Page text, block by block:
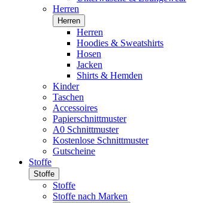
Herren
Herren
Herren
Hoodies & Sweatshirts
Hosen
Jacken
Shirts & Hemden
Kinder
Taschen
Accessoires
Papierschnittmuster
A0 Schnittmuster
Kostenlose Schnittmuster
Gutscheine
Stoffe
Stoffe
Stoffe
Stoffe nach Marken